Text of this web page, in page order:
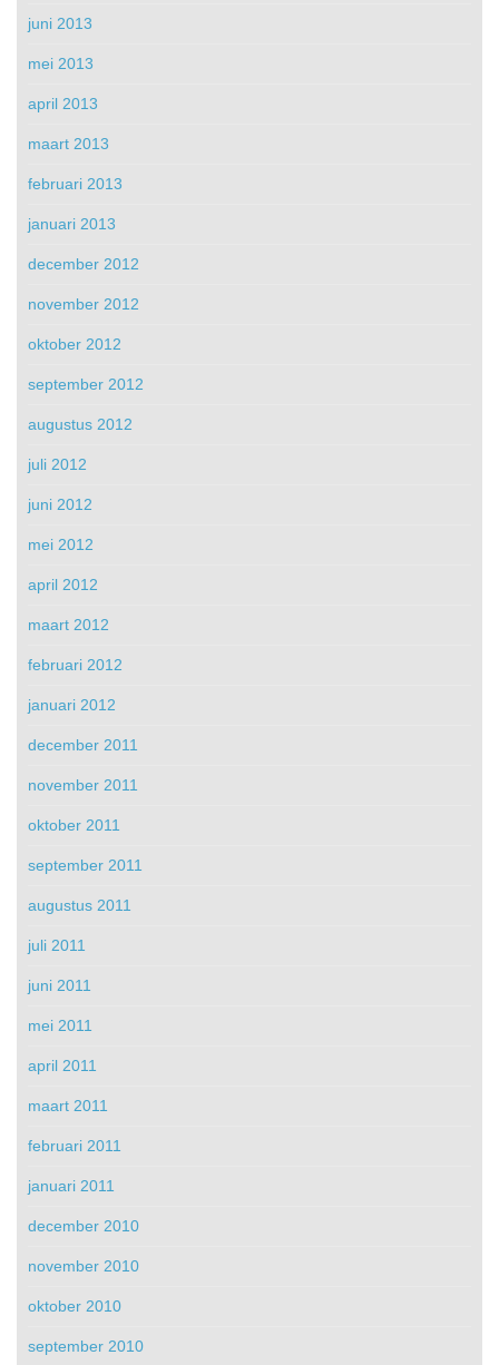
juni 2013
mei 2013
april 2013
maart 2013
februari 2013
januari 2013
december 2012
november 2012
oktober 2012
september 2012
augustus 2012
juli 2012
juni 2012
mei 2012
april 2012
maart 2012
februari 2012
januari 2012
december 2011
november 2011
oktober 2011
september 2011
augustus 2011
juli 2011
juni 2011
mei 2011
april 2011
maart 2011
februari 2011
januari 2011
december 2010
november 2010
oktober 2010
september 2010